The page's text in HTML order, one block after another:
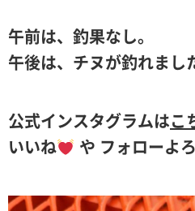
午前は、釣果なし。
午後は、チヌが釣れまし
公式インスタグラムはこ
いいね
や フォローよ